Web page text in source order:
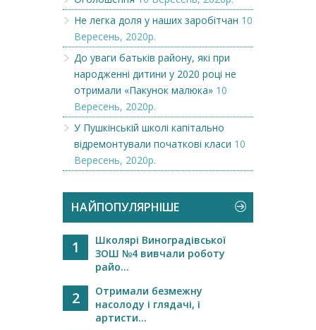
Не легка доля у наших заробітчан 10
Вересень, 2020р.
До уваги батьків району, які при
народженні дитини у 2020 році не
отримали «Пакунок малюка» 10
Вересень, 2020р.
У Пушкінській школі капітально
відремонтували початкові класи 10
Вересень, 2020р.
НАЙПОПУЛЯРНІШЕ
1
Школярі Виноградівської
ЗОШ №4 вивчали роботу
райо...
2
Отримали безмежну
насолоду і глядачі, і
артисти...